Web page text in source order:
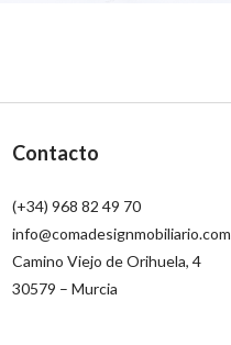
Contacto
(+34) 968 82 49 70
info@comadesignmobiliario.com
Camino Viejo de Orihuela, 4
30579 – Murcia